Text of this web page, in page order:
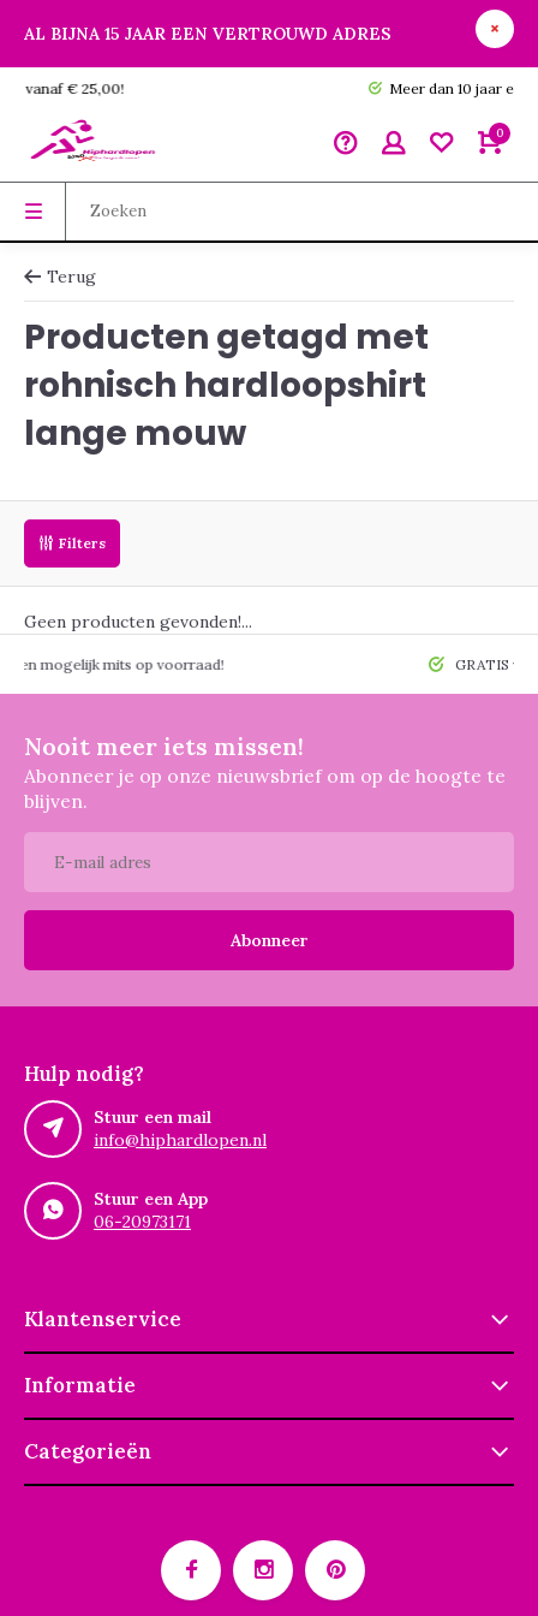
AL BIJNA 15 JAAR EEN VERTROUWD ADRES
GRATIS verzending vanaf € 25,00!
0
Terug
Producten getagd met
rohnisch hardloopshirt
lange mouw
Filters
Geen producten gevonden!...
mits op voorraad! GRATIS
Nooit meer iets missen!
Abonneer je op onze nieuwsbrief om op de hoogte te
blijven.
Abonneer
Hulp nodig?
Stuur een mail
info@hiphardlopen.nl
Stuur een App
06-20973171
Klantenservice
Informatie
Categorieën